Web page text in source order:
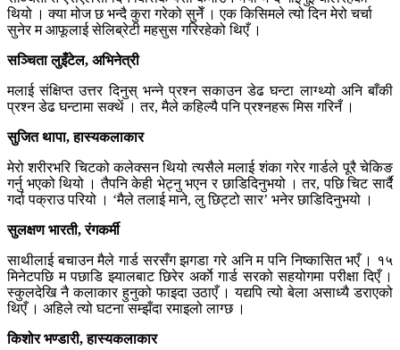
थियो । क्या मोज छ भन्दै कुरा गरेको सुनेँ । एक किसिमले त्यो दिन मेरो चर्चा
सुनेर म आफूलाई सेलिब्रेटी महसुस गरिरहेको थिएँ ।
सञ्चिता लुइँटेल, अभिनेत्री
मलाई संक्षिप्त उत्तर दिनुस् भन्ने प्रश्न सकाउन डेढ घन्टा लाग्थ्यो अनि बाँकी
प्रश्न डेढ घन्टामा सक्थें । तर, मैले कहिल्यै पनि प्रश्नहरू मिस गरिनँ ।
सुजित थापा, हास्यकलाकार
मेरो शरीरभरि चिटको कलेक्सन थियो त्यसैले मलाई शंका गरेर गार्डले पूरै चेकिङ
गर्नु भएको थियो । तैपनि केही भेट्नु भएन र छाडिदिनुभयो । तर, पछि चिट सार्दै
गर्दा पक्राउ परियो । ‘मैले तलाई माने, लु छिट्टो सार’ भनेर छाडिदिनुभयो ।
सुलक्षण भारती, रंगकर्मी
साथीलाई बचाउन मैले गार्ड सरसँग झगडा गरे अनि म पनि निष्कासित भएँ । १५
मिनेटपछि म पछाडि झ्यालबाट छिरेर अर्काे गार्ड सरको सहयोगमा परीक्षा दिएँ ।
स्कुलदेखि नै कलाकार हुनुको फाइदा उठाएँ । यद्यपि त्यो बेला असाध्यै डराएको
थिएँ । अहिले त्यो घटना सम्झँदा रमाइलो लाग्छ ।
किशोर भण्डारी, हास्यकलाकार